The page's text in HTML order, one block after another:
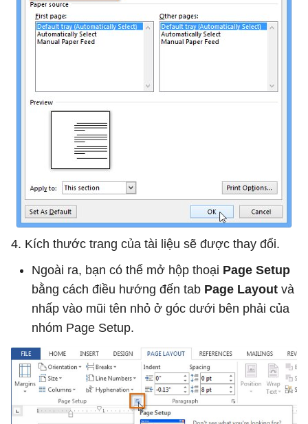
4. Kích thước trang của tài liệu sẽ được thay đổi.
Ngoài ra, bạn có thể mở hộp thoại Page Setup
bằng cách điều hướng đến tab Page Layout và
nhấp vào mũi tên nhỏ ở góc dưới bên phải của
nhóm Page Setup.